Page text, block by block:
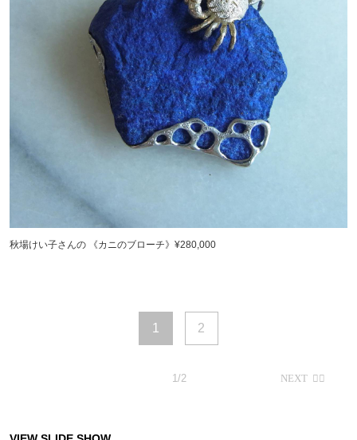
秋場けい子さんの 《カニのブローチ》¥280,000
1 2
1/2